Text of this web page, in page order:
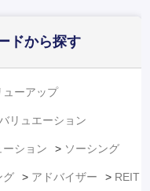
ドから探す
ューアップ
リュエーション
ーション ソーシング
グ アドバイザー REIT